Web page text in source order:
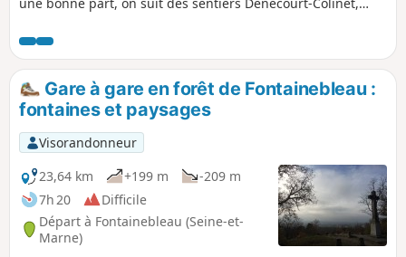
balisage. Au Rocher Cassepot et sur le Mont Ussy, on
tournicote au milieu des rochers.
Gare à gare en forêt de Fontainebleau :
fontaines et paysages
Visorandonneur
23,64 km
+199 m
-209 m
7h 20
Difficile
Départ à Fontainebleau (Seine-et-
Marne)